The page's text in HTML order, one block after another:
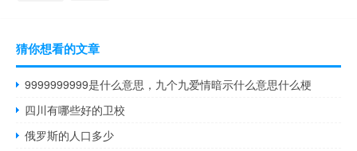
猜你想看的文章
9999999999是什么意思，九个九爱情暗示什么意思什么梗
四川有哪些好的卫校
俄罗斯的人口多少